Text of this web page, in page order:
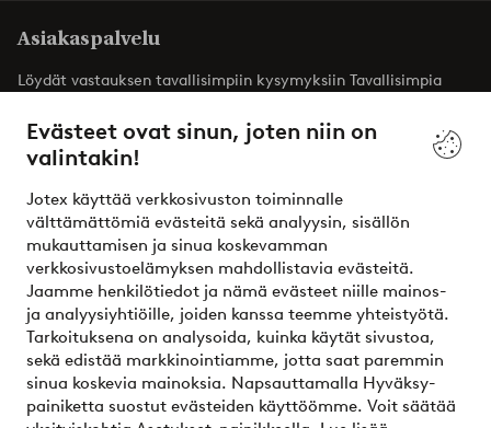
Evästeet ovat sinun, joten niin on
valintakin!
Jotex käyttää verkkosivuston toiminnalle
välttämättömiä evästeitä sekä analyysin, sisällön
mukauttamisen ja sinua koskevamman
verkkosivustoelämyksen mahdollistavia evästeitä.
Jaamme henkilötiedot ja nämä evästeet niille mainos-
ja analyysiyhtiöille, joiden kanssa teemme yhteistyötä.
Tarkoituksena on analysoida, kuinka käytät sivustoa,
sekä edistää markkinointiamme, jotta saat paremmin
sinua koskevia mainoksia. Napsauttamalla Hyväksy-
painiketta suostut evästeiden käyttöömme. Voit säätää
Asiakaspalvelu
Löydät vastauksen tavallisimpiin kysymyksiin Tavallisimpia
Asiakaspalvelu
Omat sivut
Tietoa Jotexista
Palvelumme